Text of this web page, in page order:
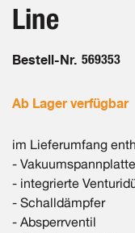
Line
Bestell-Nr. 569353
Ab Lager verfügbar
im Lieferumfang
-
- integrierte
- Schalldämpfer
- Absperrventil